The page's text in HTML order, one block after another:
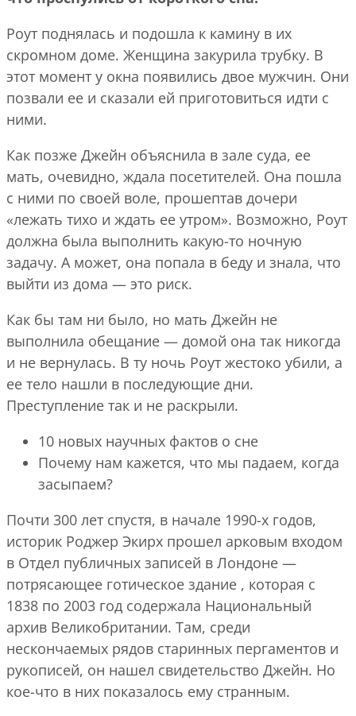
Роут поднялась и подошла к камину в их
скромном доме. Женщина закурила трубку. В
этот момент у окна появились двое мужчин. Они
позвали ее и сказали ей приготовиться идти с
ними.
Как позже Джейн объяснила в зале суда, ее
мать, очевидно, ждала посетителей. Она пошла
с ними по своей воле, прошептав дочери
«лежать тихо и ждать ее утром». Возможно, Роут
должна была выполнить какую-то ночную
задачу. А может, она попала в беду и знала, что
выйти из дома — это риск.
Как бы там ни было, но мать Джейн не
выполнила обещание — домой она так никогда
и не вернулась. В ту ночь Роут жестоко убили, а
ее тело нашли в последующие дни.
Преступление так и не раскрыли.
10 новых научных фактов о сне
Почему нам кажется, что мы падаем, когда
засыпаем?
Почти 300 лет спустя, в начале 1990-х годов,
историк Роджер Экирх прошел арковым входом
в Отдел публичных записей в Лондоне —
потрясающее готическое здание , которая с
1838 по 2003 год содержала Национальный
архив Великобритании. Там, среди
нескончаемых рядов старинных пергаментов и
рукописей, он нашел свидетельство Джейн. Но
кое-что в них показалось ему странным.